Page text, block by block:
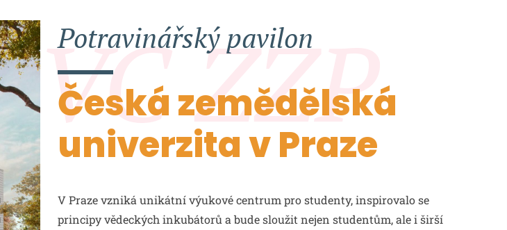
VC ZZP
Potravinářský pavilon
Česká zemědělská
univerzita v Praze
V Praze vzniká unikátní výukové centrum pro studenty, inspirovalo se
principy vědeckých inkubátorů a bude sloužit nejen studentům, ale i širší